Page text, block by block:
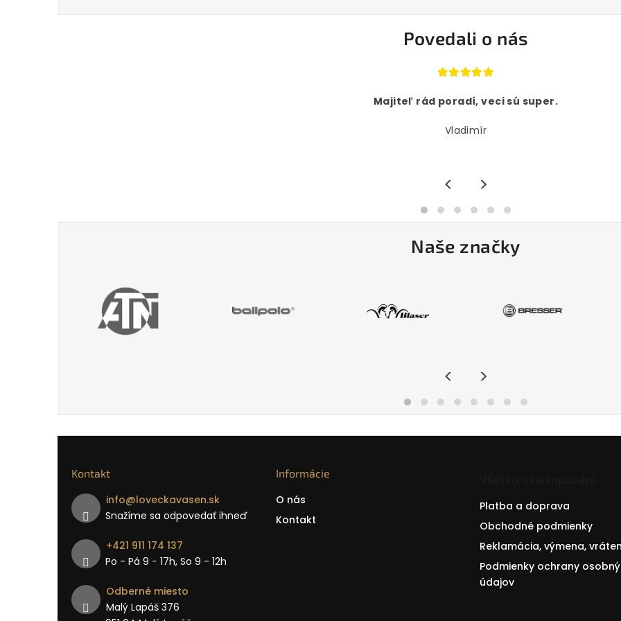
Povedali o nás
Majiteľ rád poradí, veci sú super.
Vladimír
< >
Naše značky
< >
Kontakt
info@loveckavasen.sk
Snažíme sa odpovedať ihneď
+421 911 174 137
Po - Pá 9 − 17h, So 9 - 12h
Odberné miesto
Malý Lapáš 376
Informácie
O nás
Kontakt
Platba a doprava
Obchodné podmienky
Reklamácia, výmena,
Podmienky ochrany
údajov